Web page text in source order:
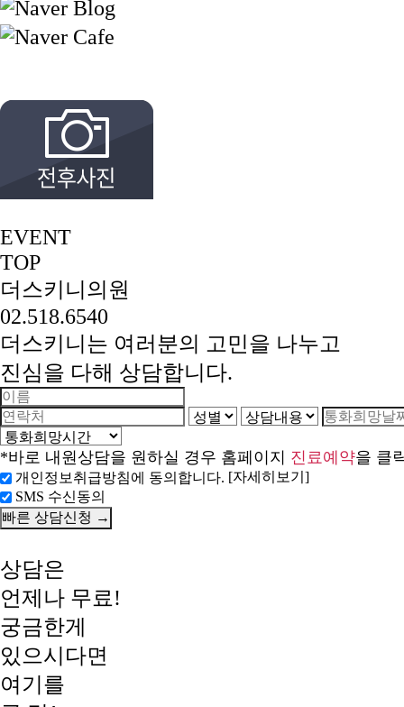
EVENT
TOP
더스키니의원
02.518.6540
더스키니는 여러분의 고민을 나누고
진심을 다해 상담합니다.
*바로 내원상담을 원하실 경우 홈페이지 진료예약을 클
개인정보취급방침에 동의합니다. [자세히보기]
SMS 수신동의
상담은
언제나 무료!
궁금한게
있으시다면
여기를